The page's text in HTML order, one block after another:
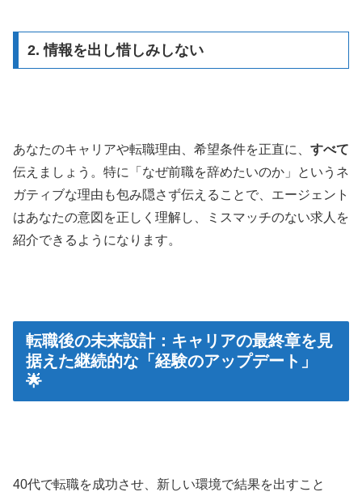
2. 情報を出し惜しみしない
あなたのキャリアや転職理由、希望条件を正直に、 すべて
伝えましょう。特に「なぜ前職を辞めたいのか」というネ
ガティブな理由も包み隠さず伝えることで、エージェント
はあなたの意図を正しく理解し、ミスマッチのない求人を
紹介できるようになります。
転職後の未来設計：キャリアの最終章を見
据えた継続的な「経験のアップデート」
🌟
40代で転職を成功させ、新しい環境で結果を出すこと